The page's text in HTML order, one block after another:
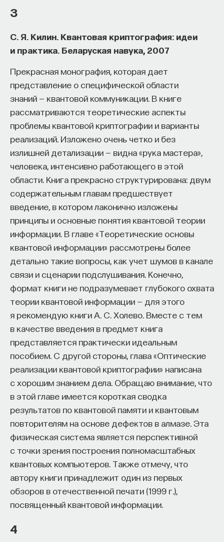
3
С. Я. Килин. Квантовая криптография: идеи
и практика. Беларуская навука, 2007
Прекрасная монография, которая дает
представление о специфической области
знаний — квантовой коммуникации. В книге
рассматриваются теоретические аспекты
проблемы квантовой криптографии и варианты
реализаций. Изложено очень четко и без
излишней детализации — видна «рука мастера»,
человека, интенсивно работающего в этой
области. Книга прекрасно структурирована: двум
содержательным главам предшествует
введение, в котором лаконично изложены
принципы и основные понятия квантовой теории
информации. В главе «Теоретические основы
квантовой информации» рассмотрены более
детально такие вопросы, как учет шумов в канале
связи и сценарии подслушивания. Конечно,
формат книги не подразумевает глубокого охвата
теории квантовой информации — для этого
я рекомендую книги А. С. Холево. Вместе с тем
в качестве введения в предмет книга
представляется практически идеальным
пособием. С другой стороны, глава «Оптические
реализации квантовой криптографии» написана
с хорошим знанием дела. Обращаю внимание, что
в этой главе имеется короткая сводка
результатов по квантовой памяти и квантовым
повторителям на основе дефектов в алмазе. Эта
физическая система является перспективной
с точки зрения построения полномасштабных
квантовых компьютеров. Также отмечу, что
автору книги принадлежит один из первых
обзоров в отечественной печати (1999 г.),
посвященный квантовой информации.
4
И если всего наборов возможно 2n, значит,
нелинейность любой функции не превосходит 2(n–
1) — 2(n/2–1). Функция, достигающая этой оценки,
называется бент-функцией. На самом деле бент-
но в криптографии часто бывает, что-то, что
идеально с одной точки зрения, неидеально
с другой. Она неидеальна в том смысле, что у нее
нулей и единиц на выходе разное число. Это
недостаток, ведь чтобы функция была
действительно случайная, она должна принимать
значения поровну. Но есть разные методы,
которые позволяют построить уравновешенную
функцию с близкими свойствами.
Мы говорили об абсолютной нелинейности
функции, но для задач криптографии важна также
относительная нелинейность, равная
нелинейности, деленной на общее число наборов
(то есть на 2n). Из практических соображений,
когда мы аппроксимируем и заменяем функцию
на близкую к ней линейную, то на каких-то наборах
может получиться неправильное значение,
но большинство значений все-таки будет
правильным. Тут привлекаются вероятностные
методы, позволяющие с большой вероятностью
правильно найти начальные значения ячеек
регистра. На практике, чтобы такие атаки
не проходили, желательно, чтобы относительная
нелинейность функции была больше, чем 0,45.
В 2002–2003 годах был изобретен еще один вид
атаки на поточный шифр. Зная используемую
в поточном шифре булеву функцию, можно
предпринять атаку, чтобы минимизировать
степень нелинейности системы уравнений,
которую надо решить для нахождения начальных
значений ячеек регистра. Любая нелинейная
функция, пусть и маленькой степени, зависит
степень функции? Это длина самого длинного